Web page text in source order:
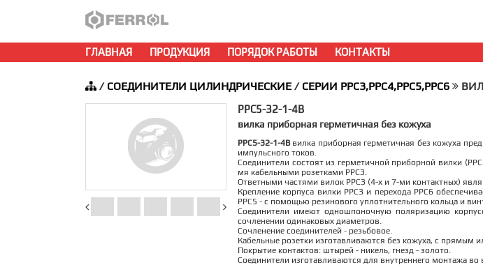
ГЛАВНАЯ ПРОДУКЦИЯ ПОРЯДОК РАБОТЫ КОНТАКТЫ
/ СОЕДИНИТЕЛИ ЦИЛИНДРИЧЕСКИЕ/ СЕРИИ РРС3,РРС4,РРС5,РРС6
РРС5-32-1-4В
вилка приборная герметичная без кожуха
РРС5-32-1-4Ввилка приборная герметичная без кожуха
импульсного токов.
Соединители состоят из герметичной приборной вилки
мя кабельными розетками РРСЗ.
Ответными частями вилок РРСЗ (4-х и 7-ми контактных)
Крепление корпуса вилки РРСЗ и перехода РРС6
РРС5 - с помощью резинового уплотнительного кольца и
Соединители имеют одношпоночную поляризацию
сочленении одинаковых диаметров.
Сочленение соединителей - резьбовое.
Кабельные розетки изготавливаются без кожуха, с прямым
Покрытие контактов: штырей - никель, гнезд - золото.
Соединители изготавливаются для внутреннего монтажа